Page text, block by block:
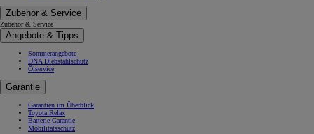
Zubehör & Service
Zubehör & Service
Angebote & Tipps
Sommerangebote
DNA Diebstahlschutz
Ölservice
Garantie
Garantien im Überblick
Toyota Relax
Batterie-Garantie
Mobilitätsschutz